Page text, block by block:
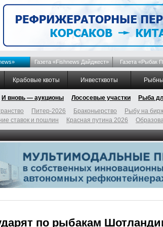
Газета «Fishnews Дайджест» Газета «Рыбак
Крабовые квоты Инвестквоты
И вновь — аукционы Лососевые участки Рыба
Питер-2026 Браконьерство Рыбу на
ставок и пошлин Красная путина 2026
по рыбакам